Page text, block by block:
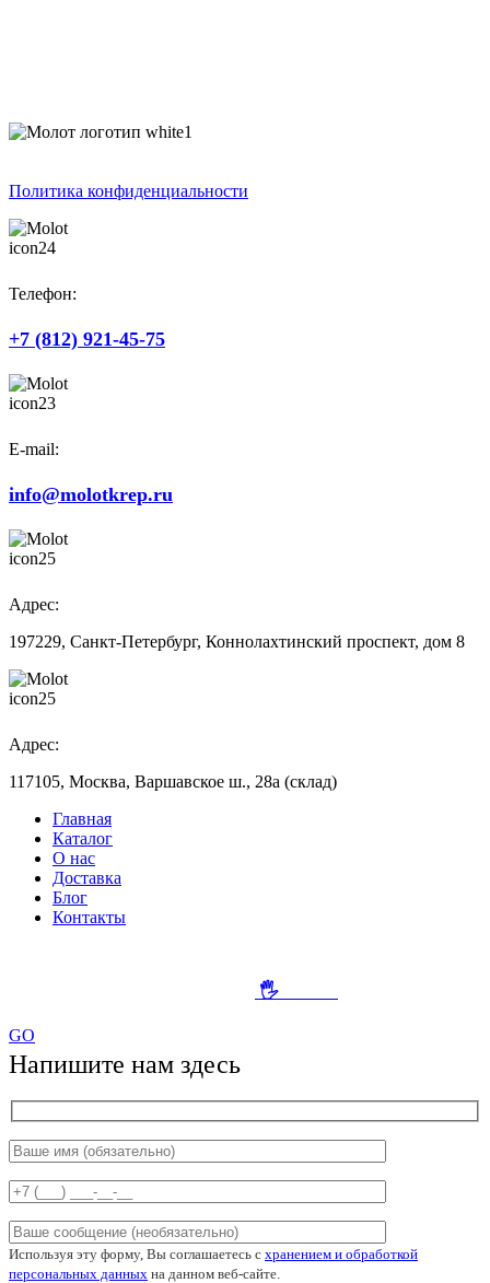
Политика конфиденциальности
Телефон:
+7 (812) 921-45-75
E-mail:
info@molotkrep.ru
Адрес:
197229, Санкт-Петербург, Коннолахтинский проспект, дом 8
Адрес:
117105, Москва, Варшавское ш., 28а (склад)
Главная
Каталог
О нас
Доставка
Блог
Контакты
🖐SEO-HI
GO
Напишите нам здесь
Используя эту форму, Вы соглашаетесь с хранением и обработкой
персональных данных на данном веб-сайте.